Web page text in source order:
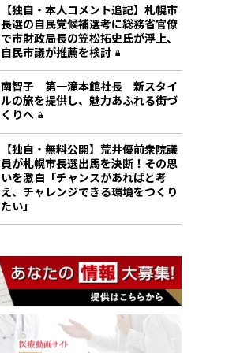
【独自・本人コメント追記】札幌市
長選の自民党候補選考に総務省官僚
で市財政局長の笠松拓史氏が浮上、
自民市議が推薦を検討
南智子 第一滝本館社長 新スタイ
ルの旅を提供し、魅力あふれる街づ
くりへ
【独自・無料公開】荒井優前衆院議
員が札幌市長選出馬を決断！その思
いを激白「チャンスがあればと考
え、チャレンジできる環境をつくり
たい」